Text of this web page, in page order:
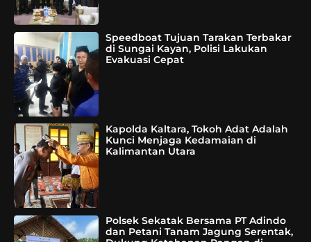
Speedboat Tujuan Tarakan Terbakar
di Sungai Kayan, Polisi Lakukan
Evakuasi Cepat
Kapolda Kaltara, Tokoh Adat Adalah
Kunci Menjaga Kedamaian di
Kalimantan Utara
Polsek Sekatak Bersama PT Adindo
dan Petani Tanam Jagung Serentak,